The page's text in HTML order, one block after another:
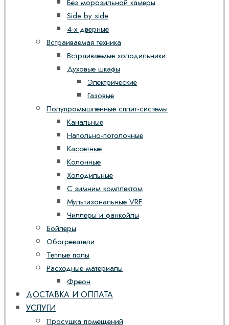
Без морозильной камеры
Side by side
4-х дверные
Встраиваемая техника
Встраиваемые холодильники
Духовые шкафы
Электрические
Газовые
Полупромышленные сплит-системы
Канальные
Напольно-потолочные
Кассетные
Колонные
Холодильные
С зимним комплектом
Мультизональные VRF
Чиллеры и фанкойлы
Бойлеры
Обогреватели
Теплые полы
Расходные материалы
Фреон
ДОСТАВКА И ОПЛАТА
УСЛУГИ
Просушка помещений